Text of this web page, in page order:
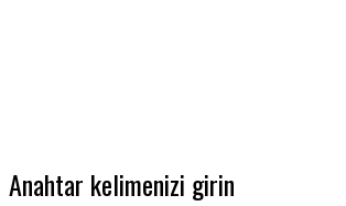
Anahtar kelimenizi girin